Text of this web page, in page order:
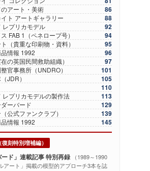
アート・美術 86
ト アートギャラリー 88
レプリカモデル 92
FAB 1（ペネロープ号） 94
（貴重な印刷物・資料） 95
情報 1992 96
の英国民間救助組織） 97
官事務所（UNDRO） 101
JDR） 105
110
レプリカモデルの製作法 113
ーバード 129
公式ファンクラブ） 139
情報 1992 145
刻特別増補編）
ド」連載記事 特別再録 （1989～1990
アート」掲載の模型的アプローチ3本を誌